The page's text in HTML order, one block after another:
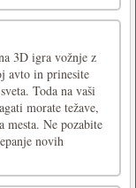
3D igra vožnje z
avto in prinesite
Toda na vaši
morate težave,
mesta. Ne pozabite
novih